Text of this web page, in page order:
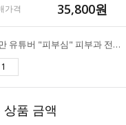
가격 35,800원
17만 유튜버 "피부심" 피부과 전문의가 만든 메디컬 코스매틱 더셀랩 "셀톤 크림 50ml"
상품 금액